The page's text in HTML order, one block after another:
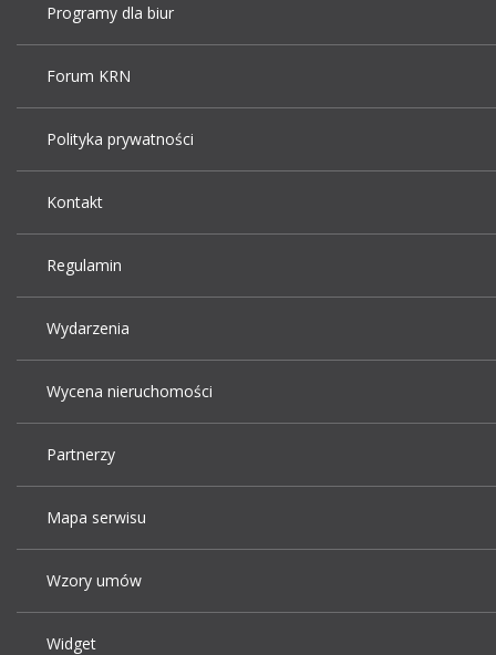
Programy dla biur
Forum KRN
Polityka prywatności
Kontakt
Regulamin
Wydarzenia
Wycena nieruchomości
Partnerzy
Mapa serwisu
Wzory umów
Widget